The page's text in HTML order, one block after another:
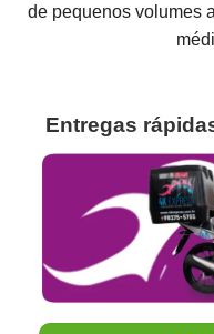
de pequenos volumes
Entregas